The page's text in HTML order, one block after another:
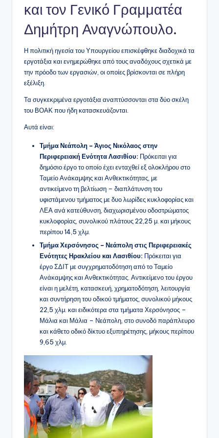
και τον Γενικό Γραμματέα
Δημήτρη Αναγνώπουλο.
Η πολιτική ηγεσία του Υπουργείου επισκέφθηκε διαδοχικά τα
εργοτάξια και ενημερώθηκε από τους αναδόχους σχετικά με
την πρόοδο των εργασιών, οι οποίες βρίσκονται σε πλήρη
εξέλιξη.
Τα συγκεκριμένα εργοτάξια αναπτύσσονται στα δύο σκέλη
του ΒΟΑΚ που ήδη κατασκευάζονται.
Αυτά είναι:
Τμήμα Νεάπολη – Άγιος Νικόλαος στην
Περιφερειακή Ενότητα Λασιθίου: Πρόκειται για
δημόσιο έργο το οποίο έχει ενταχθεί εξ ολοκλήρου στο
Ταμείο Ανάκαμψης και Ανθεκτικότητας, με
αντικείμενο τη βελτίωση – διαπλάτυνση του
υφιστάμενου τμήματος με δυο λωρίδες κυκλοφορίας και
ΛΕΑ ανά κατεύθυνση, διαχωρισμένου οδοστρώματος
κυκλοφορίας, συνολικού πλάτους 22,25 μ. και μήκους
περίπου 14,5 χλμ.
Τμήμα Χερσόνησος – Νεάποληστις Περιφερειακές
Ενότητες Ηρακλείου και Λασιθίου: Πρόκειται για
έργο ΣΔΙΤ με συγχρηματοδότηση από το Ταμείο
Ανάκαμψης και Ανθεκτικότητας. Αντικείμενο του έργου
είναι η μελέτη, κατασκευή, χρηματοδότηση, λειτουργία
και συντήρηση του οδικού τμήματος, συνολικού μήκους
22,5 χλμ. και ειδικότερα στα τμήματα Χερσόνησος –
Μάλια και Μάλια – Νεάπολη, στο συνοδό παράπλευρο
και κάθετο οδικό δίκτυο εξυπηρέτησης, μήκους περίπου
9,65 χλμ.